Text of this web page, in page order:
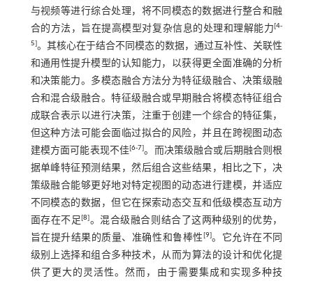
与视频等进行综合处理，将不同模态的数据进行整合和融
合的方法，旨在提高模型对复杂信息的处理和理解能力[4-
5]。其核心在于结合不同模态的数据，通过互补性、关联性
和通用性提升模型的认知能力，以获得更全面准确的分析
和决策能力。多模态融合方法分为特征级融合、决策级融
合和混合级融合。特征级融合或早期融合将模态特征组合
成联合表示以进行决策，注重于创建一个综合的特征集，
但这种方法可能会面临过拟合的风险，并且在跨视图动态
建模方面可能表现不佳[6-7]。而决策级融合或后期融合则根
据单峰特征预测结果，然后组合这些结果，相比之下，决
策级融合能够更好地对特定视图的动态进行建模，并适应
不同模态的数据，但它在探索动态交互和低级模态互动方
面存在不足[8]。混合级融合则结合了这两种级别的优势，
旨在提升结果的质量、准确性和鲁棒性[9]。它允许在不同
级别上选择和组合多种技术，从而为算法的设计和优化提
供了更大的灵活性。然而，由于需要集成和实现多种技